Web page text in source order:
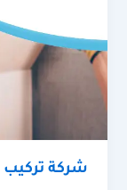
شركة تركيب